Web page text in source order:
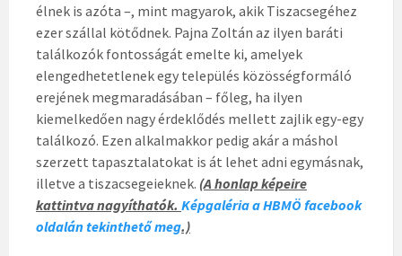
élnek is azóta –, mint magyarok, akik Tiszacsegéhez
ezer szállal kötődnek. Pajna Zoltán az ilyen baráti
találkozók fontosságát emelte ki, amelyek
elengedhetetlenek egy település közösségformáló
erejének megmaradásában – főleg, ha ilyen
kiemelkedően nagy érdeklődés mellett zajlik egy-egy
találkozó. Ezen alkalmakkor pedig akár a máshol
szerzett tapasztalatokat is át lehet adni egymásnak,
illetve a tiszacsegeieknek. (A honlap képeire
kattintva nagyíthatók. Képgaléria a HBMÖ facebook
oldalán tekinthető meg.)